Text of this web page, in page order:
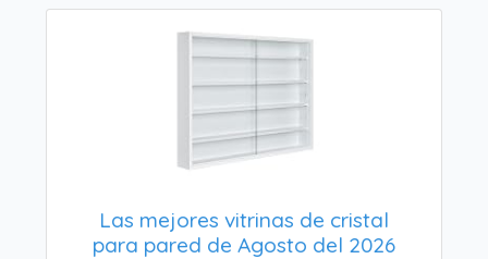
Las mejores vitrinas de cristal
para pared de Agosto del 2026